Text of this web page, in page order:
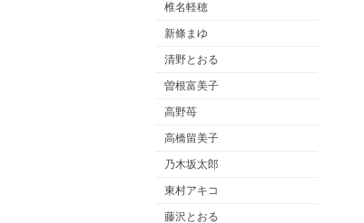
椎名軽穂
新條まゆ
清野とおる
曽根富美子
高野苺
高橋留美子
乃木坂太郎
東村アキコ
藤沢とおる